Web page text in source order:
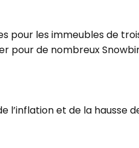
pour les immeubles de
pour de nombreux
l’inflation et de la hausse